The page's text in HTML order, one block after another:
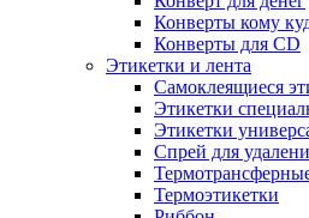
Конверты кому
Конверты для CD
Этикетки и лента
Самоклеящиеся
Этикетки
Этикетки
Спрей для
Термоэтикетки